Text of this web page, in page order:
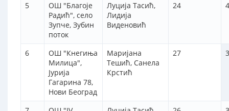
5
ОШ "Благоје
Радић", село
Зупче, Зубин
поток
Луција Тасић,
Лидија
Виденовић
24 4
6
ОШ "Кнегиња
Милица",
Јурија
Гагарина 78,
Нови Београд
Маријана
Тешић, Санела
Крстић
27